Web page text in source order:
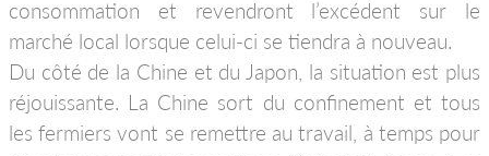
consommation et revendront l’excédent sur le
marché local lorsque celui-ci se tiendra à nouveau.
Du côté de la Chine et du Japon, la situation est plus
réjouissante. La Chine sort du confinement et tous
les fermiers vont se remettre au travail, à temps pour